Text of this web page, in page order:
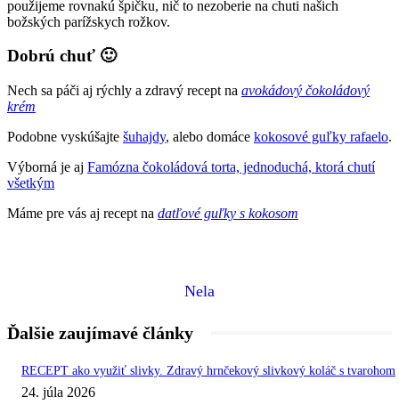
použijeme rovnakú špičku, nič to nezoberie na chuti našich
božských parížskych rožkov.
Dobrú chuť 🙂
Nech sa páči aj rýchly a zdravý recept na avokádový čokoládový
krém
Podobne vyskúšajte šuhajdy, alebo domáce kokosové guľky rafaelo.
Výborná je aj Famózna čokoládová torta, jednoduchá, ktorá chutí
všetkým
Máme pre vás aj recept na datľové guľky s kokosom
Nela
Ďalšie zaujímavé články
RECEPT ako využiť slivky. Zdravý hrnčekový slivkový koláč s tvarohom
24. júla 2026